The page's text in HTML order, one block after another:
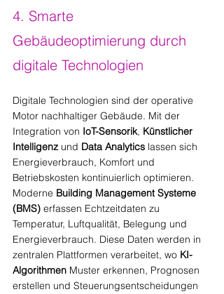
4. Smarte
Gebäudeoptimierung durch
digitale Technologien
Digitale Technologien sind der operative
Motor nachhaltiger Gebäude. Mit der
Integration von IoT-Sensorik, Künstlicher
Intelligenz und Data Analytics lassen sich
Energieverbrauch, Komfort und
Betriebskosten kontinuierlich optimieren.
Moderne Building Management Systeme
(BMS) erfassen Echtzeitdaten zu
Temperatur, Luftqualität, Belegung und
Energieverbrauch. Diese Daten werden in
zentralen Plattformen verarbeitet, wo KI-
Algorithmen Muster erkennen, Prognosen
erstellen und Steuerungsentscheidungen